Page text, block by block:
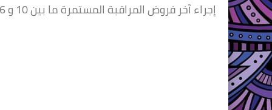
إجراء آخر فروض المراقبة المستمرة ما بين 10 و 16 يونيو 2021